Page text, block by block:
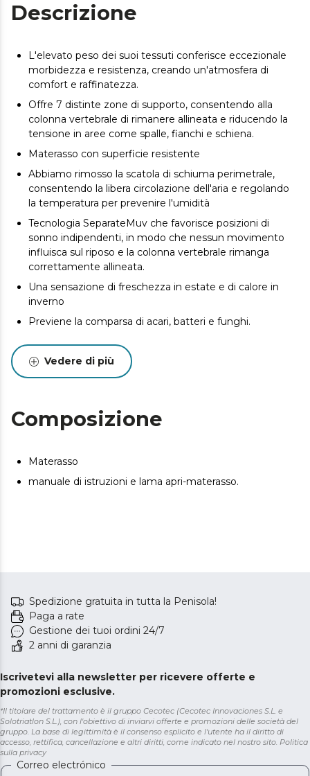
Descrizione
L'elevato peso dei suoi tessuti conferisce eccezionale
morbidezza e resistenza, creando un'atmosfera di
comfort e raffinatezza.
Offre 7 distinte zone di supporto, consentendo alla
colonna vertebrale di rimanere allineata e riducendo la
tensione in aree come spalle, fianchi e schiena.
Materasso con superficie resistente
Abbiamo rimosso la scatola di schiuma perimetrale,
consentendo la libera circolazione dell'aria e regolando
la temperatura per prevenire l'umidità
Tecnologia SeparateMuv che favorisce posizioni di
sonno indipendenti, in modo che nessun movimento
influisca sul riposo e la colonna vertebrale rimanga
correttamente allineata.
Una sensazione di freschezza in estate e di calore in
inverno
Previene la comparsa di acari, batteri e funghi.
Progettato e prodotto a Valencia
Potrebbero esserci lievi differenze tra il prodotto
mostrato e quello consegnato in termini di colore,
Vedere di più
Composizione
Materasso
manuale di istruzioni e lama apri-materasso.
Spedizione gratuita in tutta la Penisola!
Paga a rate
Gestione dei tuoi ordini 24/7
2 anni di garanzia
Iscrivetevi alla newsletter per ricevere offerte e
promozioni esclusive.
*Il titolare del trattamento è il gruppo Cecotec (Cecotec Innovaciones S.L. e
Solotriatlon S.L.), con l'obiettivo di inviarvi offerte e promozioni delle società del
gruppo. La base di legittimità è il consenso esplicito e l'utente ha il diritto di
accesso, rettifica, cancellazione e altri diritti, come indicato nel nostro sito. Politica
sulla privacy
Correo electrónico